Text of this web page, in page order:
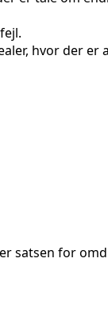
hvor der er
satsen for